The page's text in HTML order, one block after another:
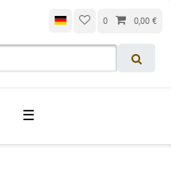
0 0,00 €
☰